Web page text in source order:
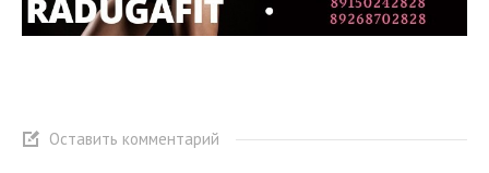
Оставить комментарий